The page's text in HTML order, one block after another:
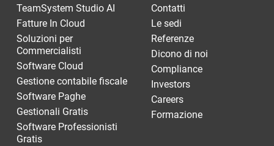
TeamSystem Studio AI
Fatture In Cloud
Soluzioni per
Commercialisti
Software Cloud
Gestione contabile fiscale
Software Paghe
Gestionali Gratis
Software Professionisti
Gratis
Contatti
Le sedi
Referenze
Dicono di noi
Compliance
Investors
Careers
Formazione